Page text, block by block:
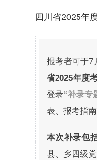
四川省2025年
报考者可于7
省2025年度
登录“补录专
表、报考指南
本次补录包
县、乡四级